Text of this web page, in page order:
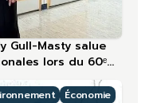
Gull-Masty salue
lors du 60ᵉ
Économie